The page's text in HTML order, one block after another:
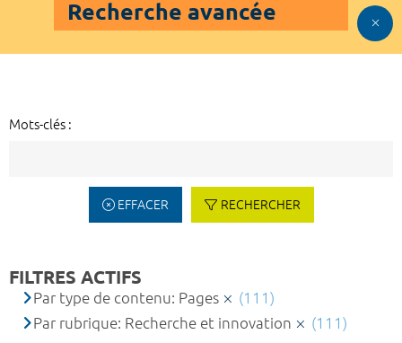
Recherche avancée
Mots-clés :
EFFACER RECHERCHER
FILTRES ACTIFS
Par type de contenu: Pages
(111)
Par rubrique: Recherche et innovation
(111)